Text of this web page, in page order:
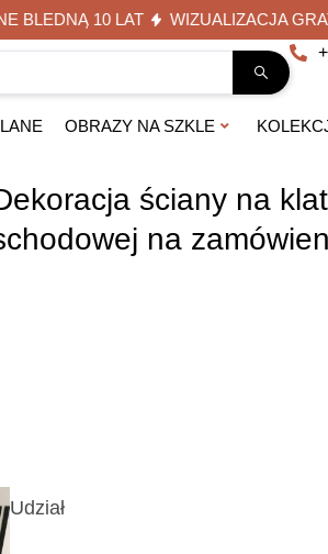
10 LAT WIZUALIZACJA GRATIS
OBRAZY NA SZKLE
ściany na
na
Udział